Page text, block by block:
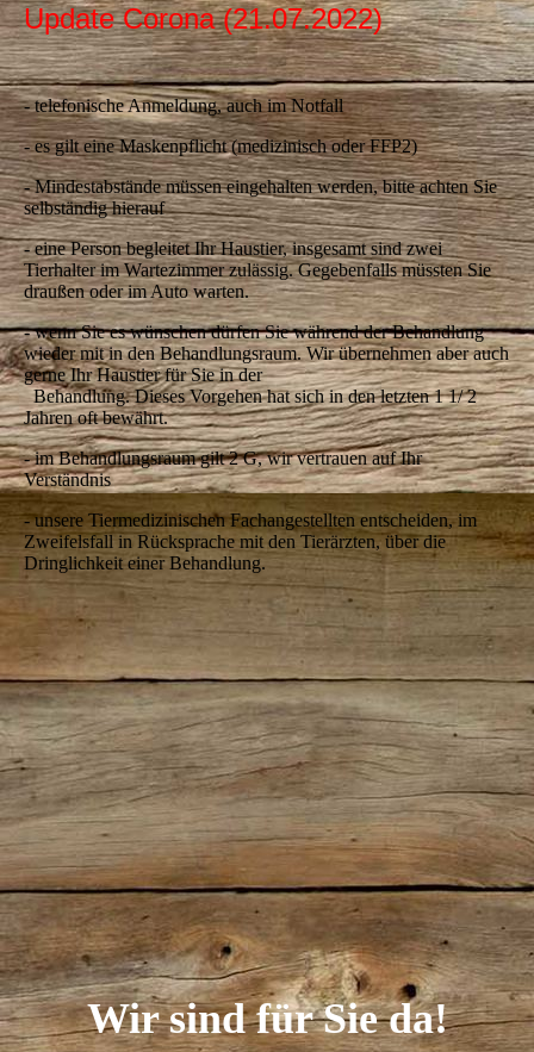
Update Corona (21.07.2022)
- telefonische Anmeldung, auch im Notfall
- es gilt eine Maskenpflicht (medizinisch oder FFP2)
- Mindestabstände müssen eingehalten werden, bitte achten Sie
selbständig hierauf
- eine Person begleitet Ihr Haustier, insgesamt sind zwei
Tierhalter im Wartezimmer zulässig. Gegebenfalls müssten Sie
draußen oder im Auto warten.
- wenn Sie es wünschen dürfen Sie während der Behandlung
wieder mit in den Behandlungsraum. Wir übernehmen aber auch
gerne Ihr Haustier für Sie in der
Behandlung. Dieses Vorgehen hat sich in den letzten 1 1/ 2
Jahren oft bewährt.
- im Behandlungsraum gilt 2 G, wir vertrauen auf Ihr
Verständnis
- unsere Tiermedizinischen Fachangestellten entscheiden, im
Zweifelsfall in Rücksprache mit den Tierärzten, über die
Dringlichkeit einer Behandlung.
Wir sind für Sie da!